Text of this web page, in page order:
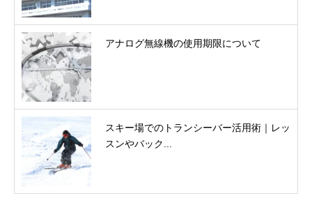
アナログ無線機の使用期限について
スキー場でのトランシーバー活用術｜レッ
スンやバック...